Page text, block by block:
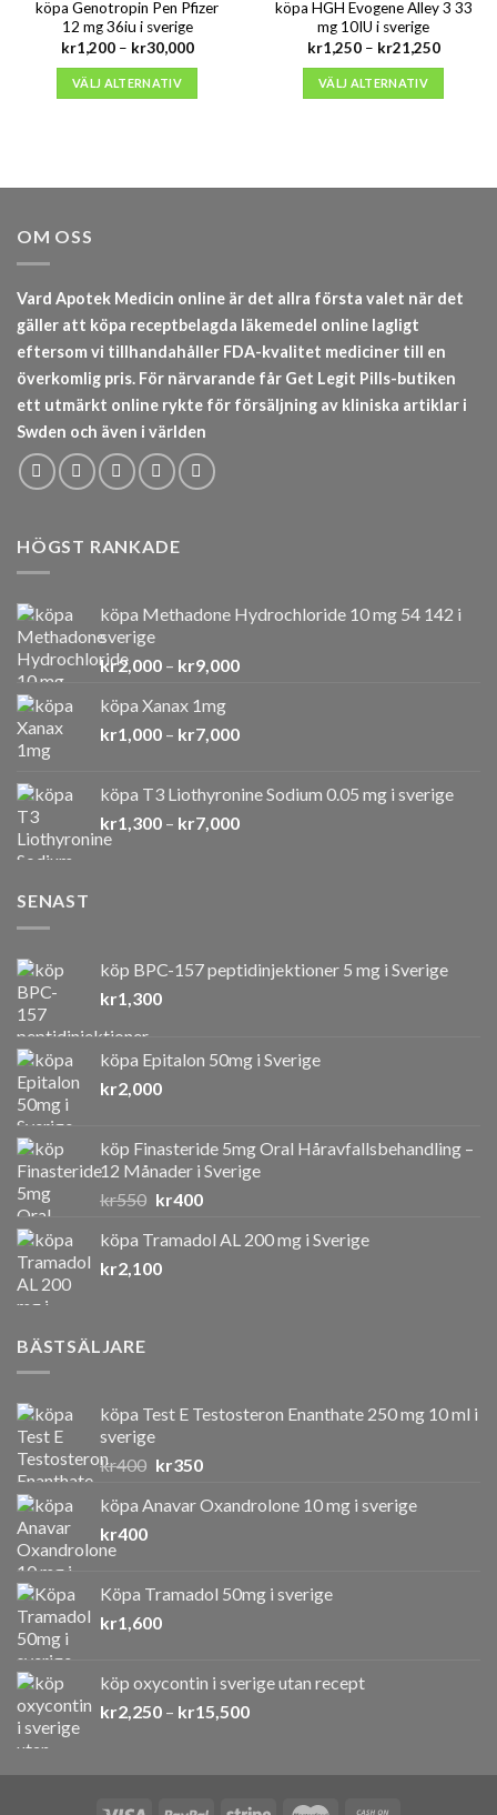
köpa Genotropin Pen Pfizer
12 mg 36iu i sverige
kr1,200 – kr30,000Prisintervall:
VÄLJ ALTERNATIV
köpa HGH Evogene Alley 3 33
mg 10IU i sverige
kr1,250 – kr21,250
VÄLJ ALTERNATIV
OM OSS
Vard Apotek Medicin online är det allra första valet när det
gäller att köpa receptbelagda läkemedel online lagligt
eftersom vi tillhandahåller FDA-kvalitet mediciner till en
överkomlig pris. För närvarande får Get Legit Pills-butiken
ett utmärkt online rykte för försäljning av kliniska artiklar i
Swden och även i världen
HÖGST RANKADE
köpa Methadone Hydrochloride 10 mg 54 142 i
sverige
kr2,000 – kr9,000Prisintervall:
kr9,000
köpa Xanax 1mg
kr1,000 – kr7,000Prisintervall:
kr7,000
köpa T3 Liothyronine Sodium 0.05 mg i sverige
kr1,300 – kr7,000Prisintervall:
SENAST
köp BPC-157 peptidinjektioner 5 mg i Sverige
kr1,300
köpa Epitalon 50mg i Sverige
kr2,000
köp Finasteride 5mg Oral Håravfallsbehandling –
12 Månader i Sverige
kr550 Det
priset
var:
kr400Det
priset
köpa Tramadol AL 200 mg i Sverige
kr2,100
BÄSTSÄLJARE
köpa Test E Testosteron Enanthate 250 mg 10 ml i
sverige
kr400 Det
priset
kr350Det
priset
köpa Anavar Oxandrolone 10 mg i sverige
kr400
Köpa Tramadol 50mg i sverige
kr1,600
köp oxycontin i sverige utan recept
kr2,250 – kr15,500Prisintervall:
kr15,500